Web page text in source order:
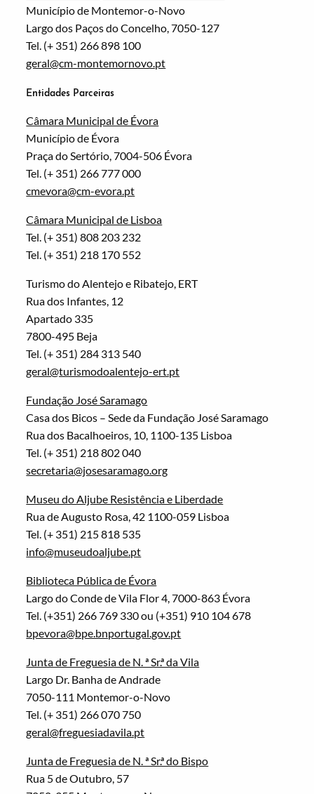
Município de Montemor-o-Novo
Largo dos Paços do Concelho, 7050-127
Tel. (+ 351) 266 898 100
geral@cm-montemornovo.pt
Entidades Parceiras
Câmara Municipal de Évora
Município de Évora
Praça do Sertório, 7004-506 Évora
Tel. (+ 351) 266 777 000
cmevora@cm-evora.pt
Câmara Municipal de Lisboa
Tel. (+ 351) 808 203 232
Tel. (+ 351) 218 170 552
Turismo do Alentejo e Ribatejo, ERT
Rua dos Infantes, 12
Apartado 335
7800-495 Beja
Tel. (+ 351) 284 313 540
geral@turismodoalentejo-ert.pt
Fundação José Saramago
Casa dos Bicos – Sede da Fundação José Saramago
Rua dos Bacalhoeiros, 10, 1100-135 Lisboa
Tel. (+ 351) 218 802 040
secretaria@josesaramago.org
Museu do Aljube Resistência e Liberdade
Rua de Augusto Rosa, 42 1100-059 Lisboa
Tel. (+ 351) 215 818 535
info@museudoaljube.pt
Biblioteca Pública de Évora
Largo do Conde de Vila Flor 4, 7000-863 Évora
Tel. (+351) 266 769 330 ou (+351) 910 104 678
bpevora@bpe.bnportugal.gov.pt
Junta de Freguesia de N. ª Sr.ª da Vila
Largo Dr. Banha de Andrade
7050-111 Montemor-o-Novo
Tel. (+ 351) 266 070 750
geral@freguesiadavila.pt
Junta de Freguesia de N. ª Sr.ª do Bispo
Rua 5 de Outubro, 57